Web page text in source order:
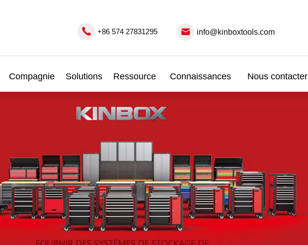
+86 574 27831295 info@kinboxtools.com
Compagnie Solutions Ressource Connaissances Nous contacter